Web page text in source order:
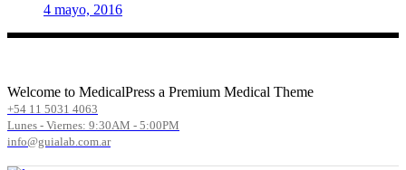
4 mayo, 2016
Welcome to MedicalPress a Premium Medical Theme
+54 11 5031 4063
Lunes - Viernes: 9:30AM - 5:00PM
info@guialab.com.ar